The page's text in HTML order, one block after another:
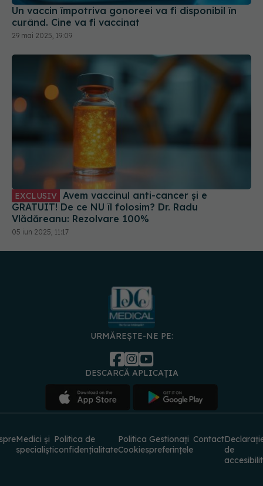
Un vaccin împotriva gonoreei va fi disponibil în
curând. Cine va fi vaccinat
29 mai 2025, 19:09
EXCLUSIV
GRATUIT! De ce NU îl folosim? Dr. Radu
Vlădăreanu: Rezolvare 100%
05 iun 2025, 11:17
URMĂREȘTE-NE PE:
DESCARCĂ APLICAȚIA
Medici și
specialiști
Politica de
confidențialitate
Politica
Cookies
Gestionați
preferințele
Contact
de